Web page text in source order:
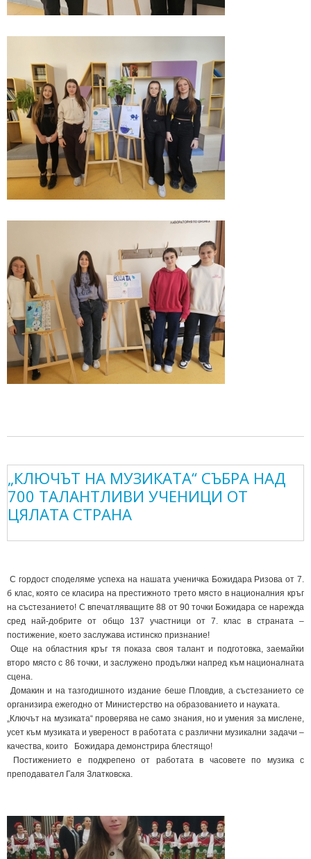
„КЛЮЧЪТ НА МУЗИКАТА“ СЪБРА НАД
700 ТАЛАНТЛИВИ УЧЕНИЦИ ОТ
ЦЯЛАТА СТРАНА
С гордост споделяме успеха на нашата ученичка Божидара Ризова от 7.
б клас, която се класира на престижното трето място в националния кръг
на състезанието! С впечатляващите 88 от 90 точки Божидара се нарежда
сред най-добрите от общо 137 участници от 7. клас в страната –
постижение, което заслужава истинско признание!
Още на областния кръг тя показа своя талант и подготовка, заемайки
второ място с 86 точки, и заслужено продължи напред към националната
сцена.
Домакин и на тазгодишното издание беше Пловдив, а състезанието се
организира ежегодно от Министерство на образованието и науката.
„Ключът на музиката“ проверява не само знания, но и умения за мислене,
усет към музиката и увереност в работата с различни музикални задачи –
качества, които Божидара демонстрира блестящо!
Постижението е подкрепено от работата в часовете по музика с
преподавател Галя Златковска.